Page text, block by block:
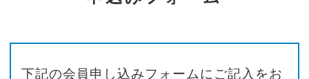
下記の会員申し込みフォームにご記入をお